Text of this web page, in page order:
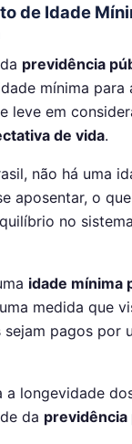
de Idade
previdência
mínima para
leve em
de vida.
não há uma
aposentar, o
no sistema
idade mínima
medida que
pagos por
a longevidade
da previdência